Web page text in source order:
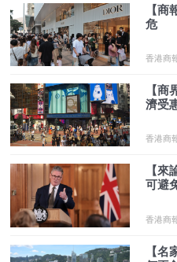
【
危
香港商
【
濟受
香港商
【
可避
香港商
【